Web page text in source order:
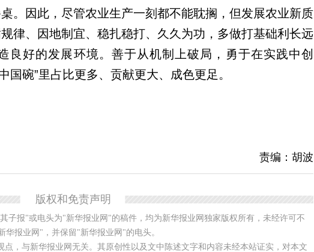
。因此，尽管农业生产一刻都不能耽搁，但发展农业新质
律、因地制宜、稳扎稳打、久久为功，多做打基础利长远
良好的发展环境。善于从机制上破局，勇于在实践中创
国碗”里占比更多、贡献更大、成色更足。
责编：胡波
版权和免责声明
子报"或电头为"新华报业网"的稿件，均为新华报业网独家版权所有，未经许可不
报业网"，并保留"新华报业网"的电头。
点，与新华报业网无关。其原创性以及文中陈述文字和内容未经本站证实，对本文